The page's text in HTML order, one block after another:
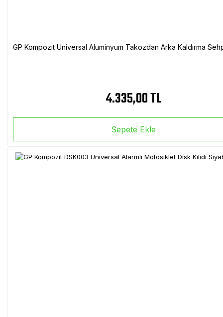
GP Kompozit Universal Aluminyum Takozdan Arka Kaldırma
4.335,00 TL
Sepete Ekle